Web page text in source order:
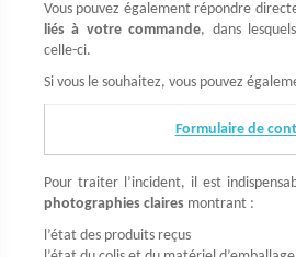
Vous pouvez également répondre
liés à votre commande, dans
celle-ci.
Si vous le souhaitez, vous pouvez
Formulaire de
Pour traiter l’incident, il est
photographies claires montrant :
l’état des produits reçus